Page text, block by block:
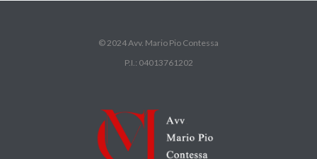
© 2024 Avv. Mario Pio Contessa
P.I.: 04013761202